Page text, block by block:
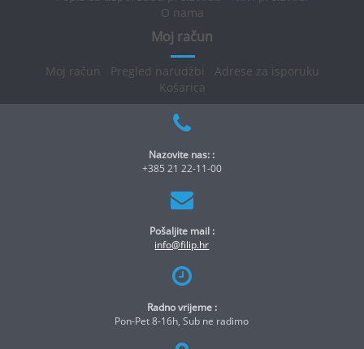
O nama
Moj račun
Moj račun Pregled narudžbi
Adrese za isporuku
Košarica
Nazovite nas: :
+385 21 22-11-00
Pošaljite mail :
info@filip.hr
Radno vrijeme :
Pon-Pet 8-16h, Sub ne radimo